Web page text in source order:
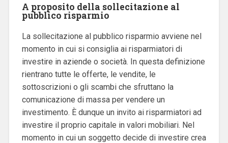
A proposito della sollecitazione al
pubblico risparmio
La sollecitazione al pubblico risparmio avviene nel
momento in cui si consiglia ai risparmiatori di
investire in aziende o società. In questa definizione
rientrano tutte le offerte, le vendite, le
sottoscrizioni o gli scambi che sfruttano la
comunicazione di massa per vendere un
investimento. È dunque un invito ai risparmiatori ad
investire il proprio capitale in valori mobiliari. Nel
momento in cui un soggetto decide di investire crea